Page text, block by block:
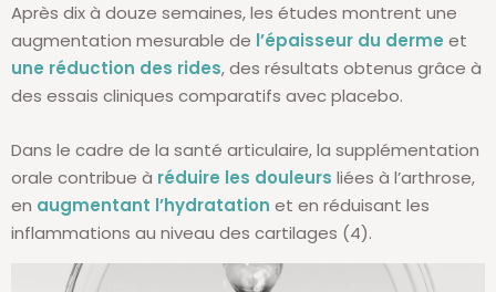
Après dix à douze semaines, les études montrent une
augmentation mesurable de l’épaisseur du derme et
une réduction des rides, des résultats obtenus grâce à
des essais cliniques comparatifs avec placebo.
Dans le cadre de la santé articulaire, la supplémentation
orale contribue à réduire les douleurs liées à l’arthrose,
en augmentant l’hydratation et en réduisant les
inflammations au niveau des cartilages (4).